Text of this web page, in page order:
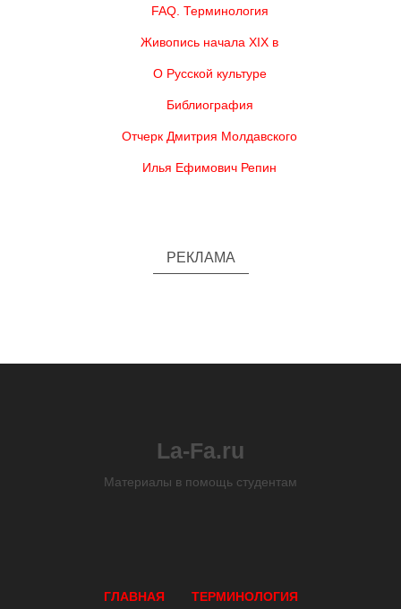
FAQ. Терминология
Живопись начала XIX в
О Русской культуре
Библиография
Отчерк Дмитрия Молдавского
Илья Ефимович Репин
РЕКЛАМА
La-Fa.ru
Материалы в помощь студентам
ГЛАВНАЯ ТЕРМИНОЛОГИЯ